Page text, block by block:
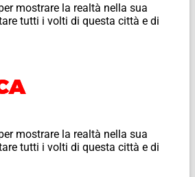
mostrare la realtà nella sua
tutti i volti di questa città e di
mostrare la realtà nella sua
tutti i volti di questa città e di